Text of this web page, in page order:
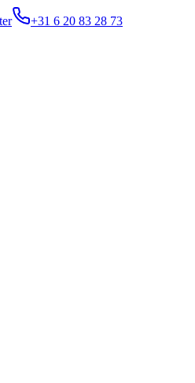
+31 6 20 83 28 73